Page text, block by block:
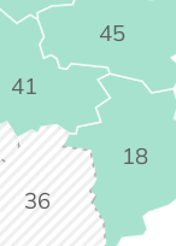
18
36
41
45